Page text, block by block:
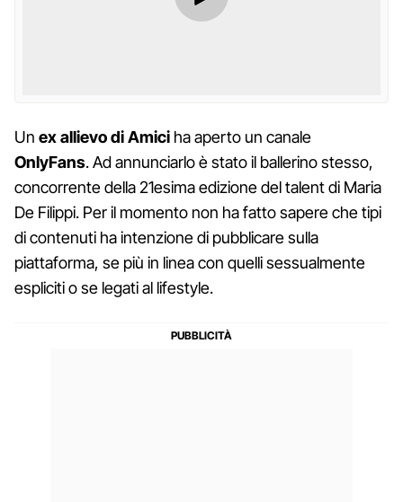
Un ex allievo diAmici ha aperto un canale
OnlyFans. Ad annunciarlo è stato il ballerino stesso,
concorrente della 21esima edizione del talent di Maria
De Filippi. Per il momento non ha fatto sapere che tipi
di contenuti ha intenzione di pubblicare sulla
piattaforma, se più in linea con quelli sessualmente
espliciti o se legati al lifestyle.